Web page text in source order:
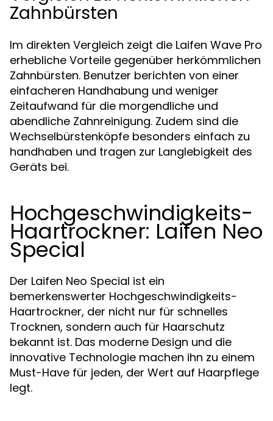
Zahnbürsten
Im direkten Vergleich zeigt die Laifen Wave Pro
erhebliche Vorteile gegenüber herkömmlichen
Zahnbürsten. Benutzer berichten von einer
einfacheren Handhabung und weniger
Zeitaufwand für die morgendliche und
abendliche Zahnreinigung. Zudem sind die
Wechselbürstenköpfe besonders einfach zu
handhaben und tragen zur Langlebigkeit des
Geräts bei.
Hochgeschwindigkeits-
Haartrockner: Laifen Neo
Special
Der Laifen Neo Special ist ein
bemerkenswerter Hochgeschwindigkeits-
Haartrockner, der nicht nur für schnelles
Trocknen, sondern auch für Haarschutz
bekannt ist. Das moderne Design und die
innovative Technologie machen ihn zu einem
Must-Have für jeden, der Wert auf Haarpflege
legt.